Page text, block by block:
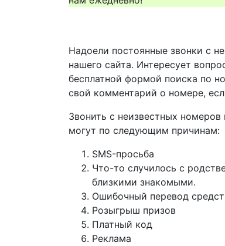
Надоели постоянные звонки с
нашего сайта. Интересует
бесплатной формой поиска по
свой комментарий о номере,
Звонить с неизвестных
могут по следующим причинам:
SMS-просьба
Что-то случилось с
близкими знакомыми.
Ошибочный перевод
Розыгрыш призов
Платный код
Реклама